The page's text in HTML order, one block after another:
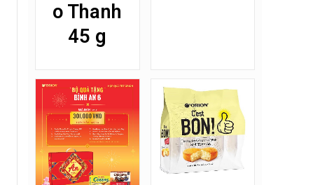
o Thanh
45 g